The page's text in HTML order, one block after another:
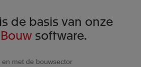
de basis van onze
software.
en met de bouwsector